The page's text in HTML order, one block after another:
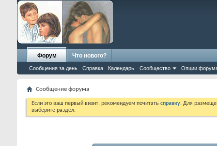
Форум
Сообщения за день Справка Календарь Сообщество Опции
Что нового?
Сообщение форума
Если это ваш первый визит, рекомендуем почитать справку. Для
выберите раздел.